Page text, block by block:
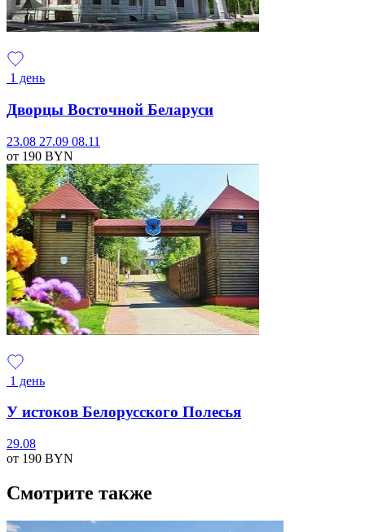
1 день
Дворцы Восточной Беларуси
23.08 27.09 08.11
от 190 BYN
1 день
У истоков Белорусского Полесья
29.08
от 190 BYN
Смотрите также